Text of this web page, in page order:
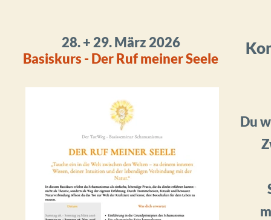
28. + 29. März 2026
Basiskurs - Der Ruf meiner Seele
Du